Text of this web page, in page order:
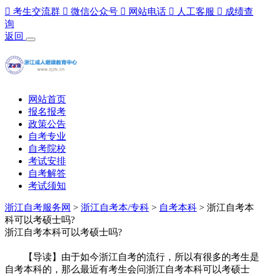
 考生交流群  微信公众号  网站电话  人工客服  成绩查
询
返回
网站首页
报名报考
政策公告
自考专业
自考院校
考试安排
自考解答
考试须知
浙江自考服务网 > 浙江自考本/专科 > 自考本科 > 浙江自考本
科可以考硕士吗?
浙江自考本科可以考硕士吗?
【导读】由于如今浙江自考的流行，所以有很多的考生是
自考本科的，那么最近有考生会问浙江自考本科可以考硕士